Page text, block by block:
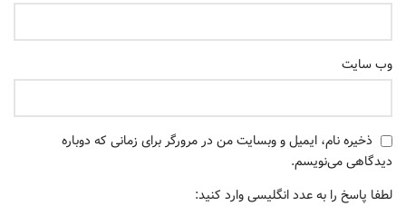
وب‌ سایت
ذخیره نام، ایمیل و وبسایت من در مرورگر برای زمانی که دوباره
دیدگاهی می‌نویسم.
لطفا پاسخ را به عدد انگلیسی وارد کنید: